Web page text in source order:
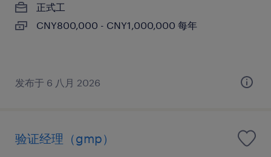
正式工
CNY800,000 - CNY1,000,000 每年
发布于 6 八月 2026
验证经理（gmp）